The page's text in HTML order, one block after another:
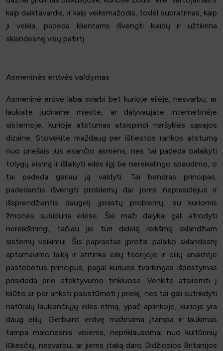
kaip daiktavardis, ir kaip veiksmažodis, todėl supratimas, kaip
ji veikia, padeda klientams išvengti klaidų ir užtikrina
sklandesnę visų patirtį.
Asmeninės erdvės valdymas
Asmeninė erdvė labai svarbi bet kurioje eilėje, nesvarbu, ar
laukiate judriame mieste, ar dalyvaujate internetinėje
sistemoje, kurioje atstumas atsispindi naršyklės sąsajos
dizaine. Stovėkite maždaug per ištiestos rankos atstumą
nuo priešais jus esančio asmens, nes tai padeda palaikyti
tolygų eismą ir išlaikyti eilės ilgį be nereikalingo spaudimo, o
tai padeda geriau ją valdyti. Tai bendras principas,
padedantis išvengti problemų dar joms neprasidėjus ir
išsprendžiantis daugelį įprastų problemų, su kuriomis
žmonės susiduria eilėse. Šie maži dalykai gali atrodyti
nereikšmingi, tačiau jie turi didelę reikšmę sklandžiam
sistemų veikimui. Šis paprastas įprotis palaiko sklandesnį
aptarnavimo laiką ir atitinka eilių teorijoje ir eilių analizėje
pastebėtus principus, pagal kuriuos tvarkingas išdėstymas
prisideda prie efektyvumo tinkluose. Venkite atsiremti į
kliūtis ar per anksti pasistūmėti į priekį, nes tai gali sutrikdyti
natūralų laukiančiųjų eilės ritmą, ypač aplinkoje, kurioje yra
daug eilių. Gerbiant erdvę mažinama įtampa ir laukimas
tampa malonesnis visiems, nepriklausomai nuo kultūrinių
lūkesčių, nesvarbu, ar jiems įtaką daro Didžiosios Britanijos